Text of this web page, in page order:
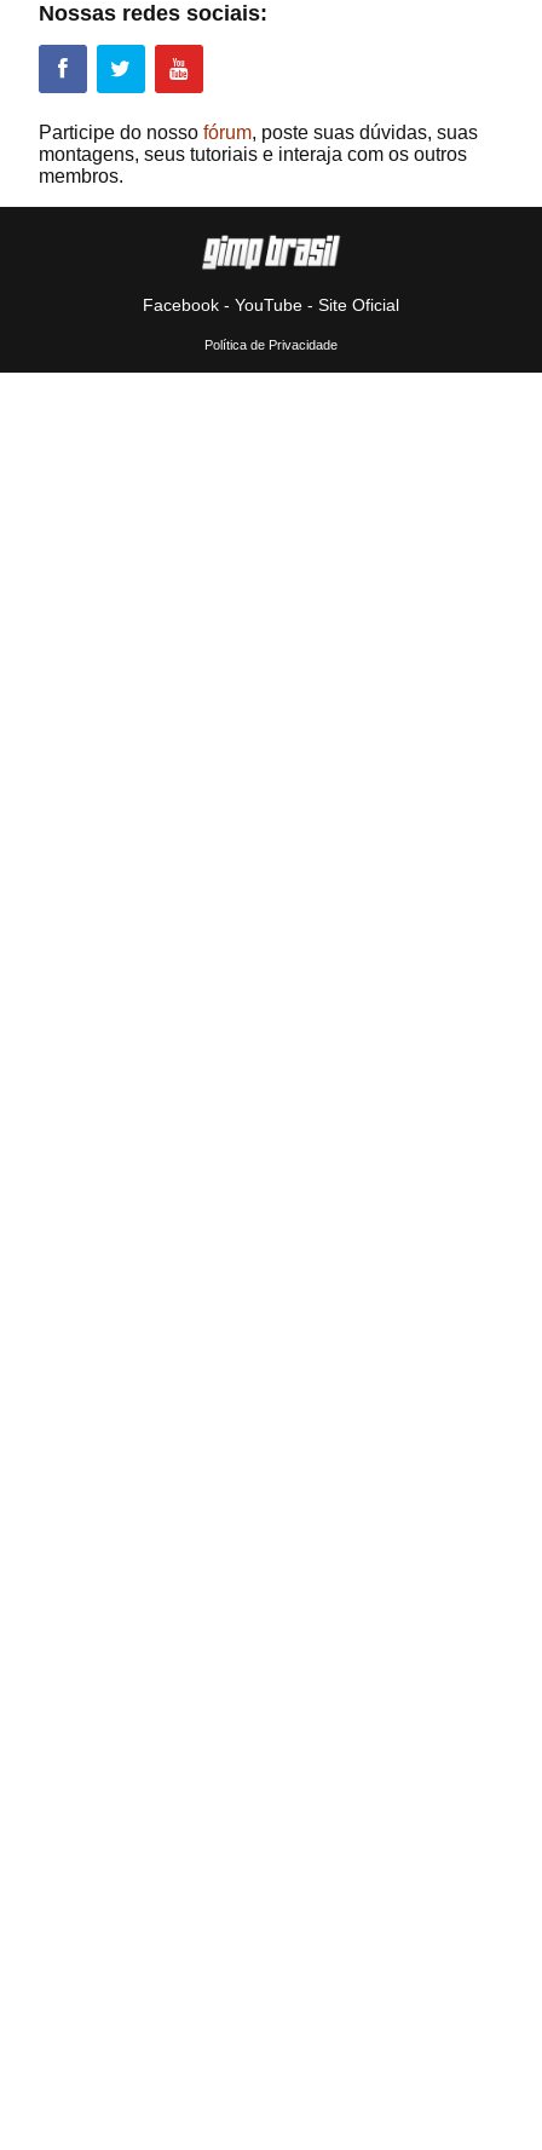
Nossas redes sociais:
Participe do nosso fórum, poste suas dúvidas, suas
montagens, seus tutoriais e interaja com os outros
membros.
Facebook - YouTube - Site Oficial
Política de Privacidade